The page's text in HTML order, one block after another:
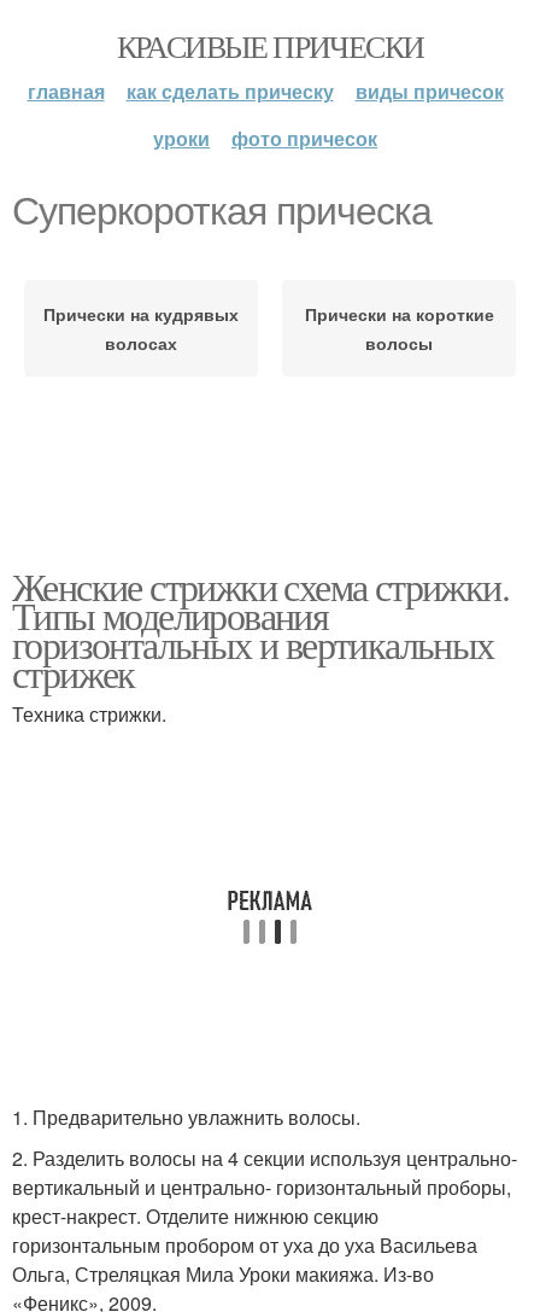
КРАСИВЫЕ ПРИЧЕСКИ
главная как сделать прическу
виды причесок
уроки
фото причесок
Суперкороткая прическа
Прически на кудрявых
волосах
Прически на короткие
волосы
Женские стрижки схема стрижки.
Типы моделирования
горизонтальных и вертикальных
стрижек
Техника стрижки.
1. Предварительно увлажнить волосы.
2. Разделить волосы на 4 секции используя центрально-
вертикальный и центрально- горизонтальный проборы,
крест-накрест. Отделите нижнюю секцию
горизонтальным пробором от уха до уха Васильева
Ольга, Стреляцкая Мила Уроки макияжа. Из-во
«Феникс», 2009.